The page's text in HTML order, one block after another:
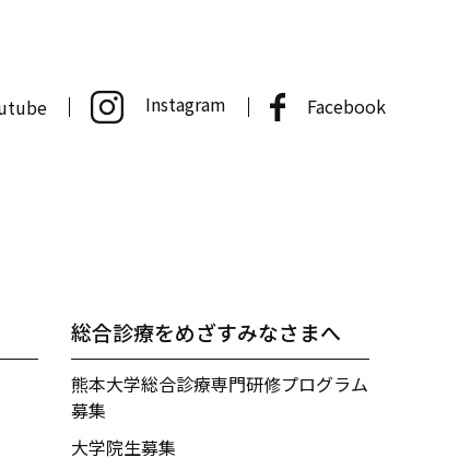
Instagram Facebook
総合診療をめざすみなさまへ
熊本大学総合診療専門研修プログラム
募集
大学院生募集